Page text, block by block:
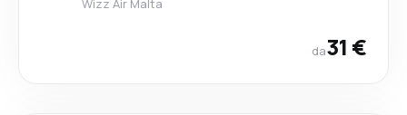
Wizz Air Malta
da31 €